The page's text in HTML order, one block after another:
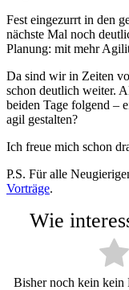
Fest eingezurrt in den
nächste Mal noch
Planung: mit mehr
Da sind wir in Zeiten
schon deutlich weiter.
beiden Tage folgend –
agil gestalten?
Ich freue mich schon
P.S. Für alle
Vorträge.
Wie
Bisher noch kein kein